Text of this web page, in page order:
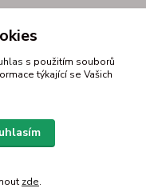
s použitím souborů
týkající se Vašich
zde.